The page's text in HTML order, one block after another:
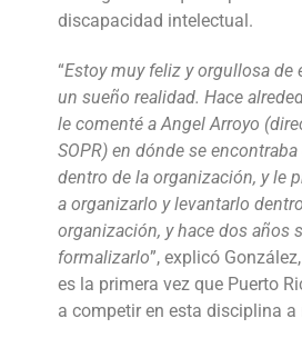
discapacidad intelectual.
“Estoy muy feliz y orgullosa de
un sueño realidad. Hace
le comenté a Angel Arroyo
SOPR) en dónde se
dentro de la organización, y le
a organizarlo y levantarlo
organización, y hace dos años
formalizarlo”, explicó
es la primera vez que Puerto
a competir en esta disciplina